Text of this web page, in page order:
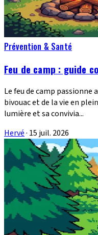
Prévention & Santé
Feu de camp : guide
Le feu de camp
bivouac et de la vie en
lumière et sa convivia...
Hervé· 15 juil. 2026